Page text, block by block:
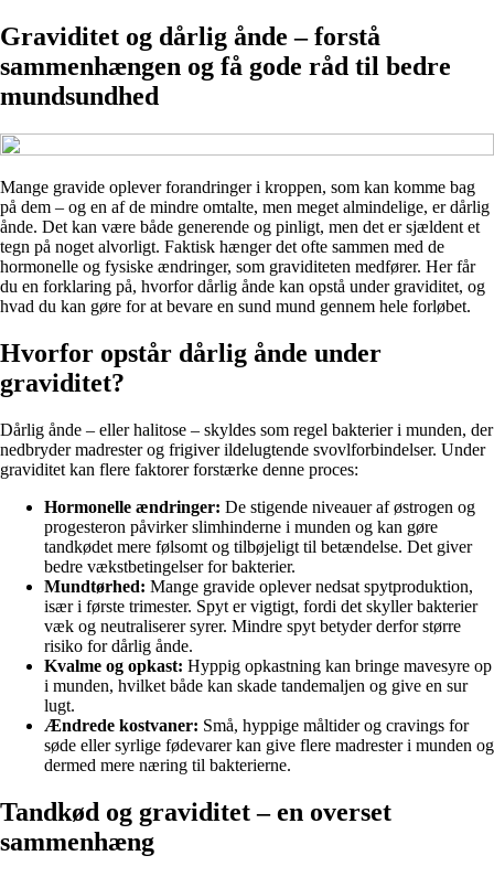
Graviditet og dårlig ånde – forstå
sammenhængen og få gode råd til bedre
mundsundhed
Mange gravide oplever forandringer i kroppen, som kan komme bag
på dem – og en af de mindre omtalte, men meget almindelige, er dårlig
ånde. Det kan være både generende og pinligt, men det er sjældent et
tegn på noget alvorligt. Faktisk hænger det ofte sammen med de
hormonelle og fysiske ændringer, som graviditeten medfører. Her får
du en forklaring på, hvorfor dårlig ånde kan opstå under graviditet, og
hvad du kan gøre for at bevare en sund mund gennem hele forløbet.
Hvorfor opstår dårlig ånde under
graviditet?
Dårlig ånde – eller halitose – skyldes som regel bakterier i munden, der
nedbryder madrester og frigiver ildelugtende svovlforbindelser. Under
graviditet kan flere faktorer forstærke denne proces:
Hormonelle ændringer: De stigende niveauer af østrogen og
progesteron påvirker slimhinderne i munden og kan gøre
tandkødet mere følsomt og tilbøjeligt til betændelse. Det giver
bedre vækstbetingelser for bakterier.
Mundtørhed: Mange gravide oplever nedsat spytproduktion,
især i første trimester. Spyt er vigtigt, fordi det skyller bakterier
væk og neutraliserer syrer. Mindre spyt betyder derfor større
risiko for dårlig ånde.
Kvalme og opkast: Hyppig opkastning kan bringe mavesyre op
i munden, hvilket både kan skade tandemaljen og give en sur
lugt.
Ændrede kostvaner: Små, hyppige måltider og cravings for
søde eller syrlige fødevarer kan give flere madrester i munden og
dermed mere næring til bakterierne.
Tandkød og graviditet – en overset
sammenhæng